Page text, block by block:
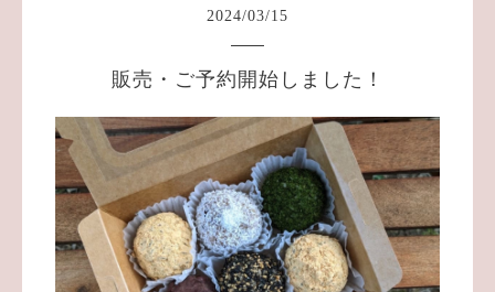
2024/03/15
販売・ご予約開始しました！